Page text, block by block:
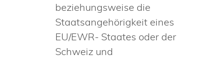
beziehungsweise die
Staatsangehörigkeit eines
EU/EWR- Staates oder der
Schweiz und